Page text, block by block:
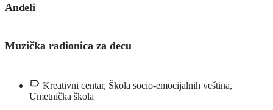
Anđeli
Muzička radionica za decu
Kreativni centar, Škola socio-emocijalnih veština,
Umetnička škola